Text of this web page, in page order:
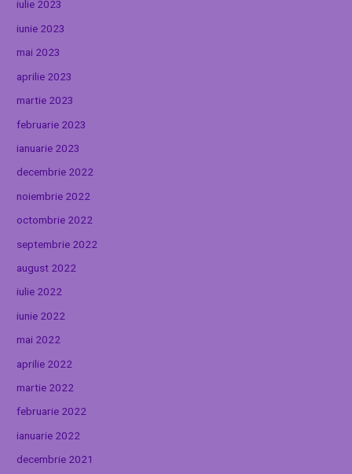
iulie 2023
iunie 2023
mai 2023
aprilie 2023
martie 2023
februarie 2023
ianuarie 2023
decembrie 2022
noiembrie 2022
octombrie 2022
septembrie 2022
august 2022
iulie 2022
iunie 2022
mai 2022
aprilie 2022
martie 2022
februarie 2022
ianuarie 2022
decembrie 2021